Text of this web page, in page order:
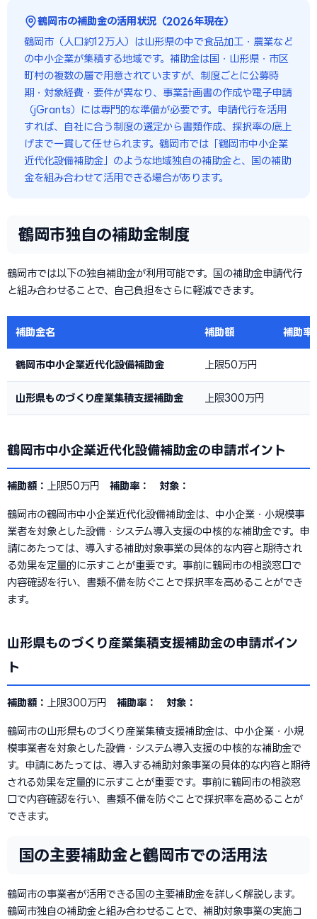
鶴岡市の補助金の活用状況（2026年現在）
鶴岡市（人口約12万人）は山形県の中で食品加工・農業など
の中小企業が集積する地域です。補助金は国・山形県・市区
町村の複数の層で用意されていますが、制度ごとに公募時
期・対象経費・要件が異なり、事業計画書の作成や電子申請
（jGrants）には専門的な準備が必要です。申請代行を活用
すれば、自社に合う制度の選定から書類作成、採択率の底上
げまで一貫して任せられます。鶴岡市では「鶴岡市中小企業
近代化設備補助金」のような地域独自の補助金と、国の補助
金を組み合わせて活用できる場合があります。
鶴岡市独自の補助金制度
鶴岡市では以下の独自補助金が利用可能です。国の補助金申請代行
と組み合わせることで、自己負担をさらに軽減できます。
補助金名 補助額 補助率
鶴岡市中小企業近代化設備補助金 上限50万円
山形県ものづくり産業集積支援補助金 上限300万円
鶴岡市中小企業近代化設備補助金の申請ポイント
補助額： 上限50万円 補助率： 対象：
鶴岡市の鶴岡市中小企業近代化設備補助金は、中小企業・小規模事
業者を対象とした設備・システム導入支援の中核的な補助金です。申
請にあたっては、導入する補助対象事業の具体的な内容と期待され
る効果を定量的に示すことが重要です。事前に鶴岡市の相談窓口で
内容確認を行い、書類不備を防ぐことで採択率を高めることができ
ます。
山形県ものづくり産業集積支援補助金の申請ポイン
ト
補助額： 上限300万円 補助率： 対象：
鶴岡市の山形県ものづくり産業集積支援補助金は、中小企業・小規
模事業者を対象とした設備・システム導入支援の中核的な補助金で
す。申請にあたっては、導入する補助対象事業の具体的な内容と期待
される効果を定量的に示すことが重要です。事前に鶴岡市の相談窓
口で内容確認を行い、書類不備を防ぐことで採択率を高めることが
できます。
国の主要補助金と鶴岡市での活用法
鶴岡市の事業者が活用できる国の主要補助金を詳しく解説します。
鶴岡市独自の補助金と組み合わせることで、補助対象事業の実施コ